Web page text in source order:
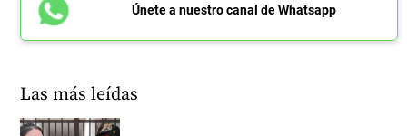
Únete a nuestro canal de Whatsapp
Las más leídas